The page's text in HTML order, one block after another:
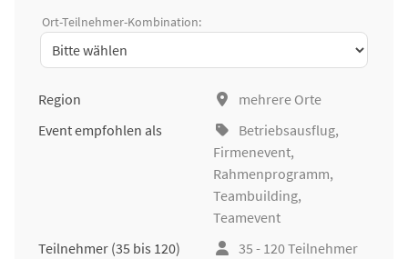
Ort-Teilnehmer-Kombination:
Region
mehrere Orte
Event empfohlen als
Betriebsausflug,
Firmenevent,
Rahmenprogramm,
Teambuilding,
Teamevent
Teilnehmer (35 bis 120)
35 - 120 Teilnehmer